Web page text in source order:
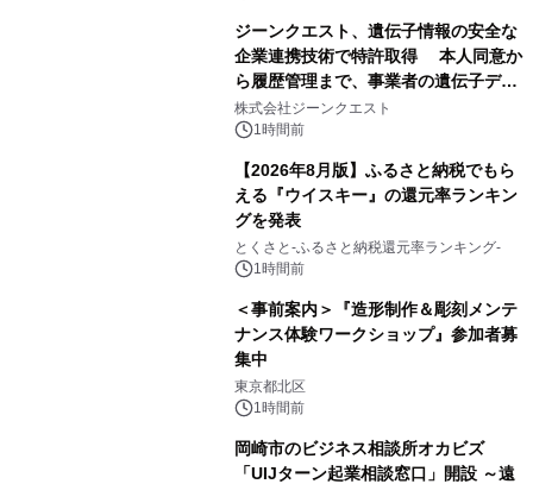
ジーンクエスト、遺伝子情報の安全な
企業連携技術で特許取得 本人同意か
ら履歴管理まで、事業者の遺伝子デー
タ活用を支援
株式会社ジーンクエスト
1時間前
【2026年8月版】ふるさと納税でもら
える『ウイスキー』の還元率ランキン
グを発表
とくさと-ふるさと納税還元率ランキング-
1時間前
＜事前案内＞『造形制作＆彫刻メンテ
ナンス体験ワークショップ』参加者募
集中
東京都北区
1時間前
岡崎市のビジネス相談所オカビズ
「UIJターン起業相談窓口」開設 ～遠